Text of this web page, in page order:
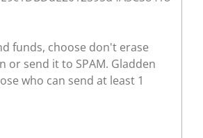
funds, choose don't erase
or send it to SPAM. Gladden
who can send at least 1